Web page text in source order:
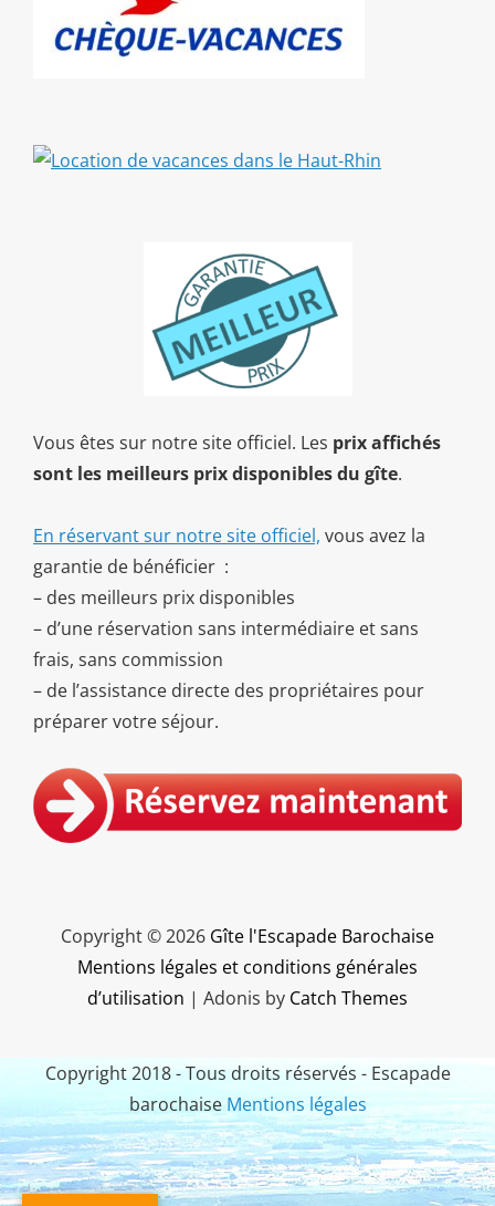
Vous êtes sur notre site officiel. Les prix affichés
sont les meilleurs prix disponibles du gîte.
En réservant sur notre site officiel, vous avez la
garantie de bénéficier :
– des meilleurs prix disponibles
– d’une réservation sans intermédiaire et sans
frais, sans commission
– de l’assistance directe des propriétaires pour
préparer votre séjour.
Copyright © 2026 Gîte l'Escapade Barochaise
Mentions légales et conditions générales
d’utilisation | Adonis by Catch Themes
Copyright 2018 - Tous droits réservés - Escapade
barochaise Mentions légales